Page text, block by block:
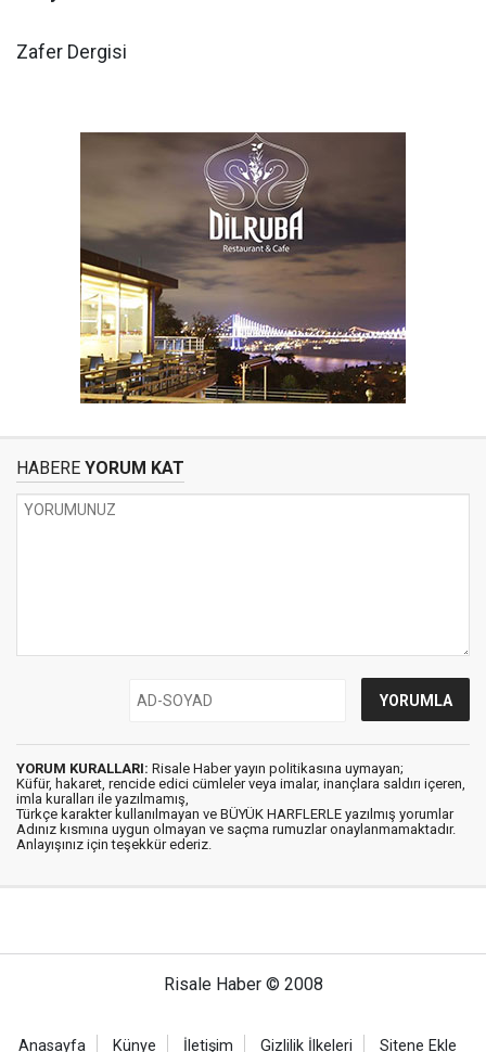
Zafer Dergisi
HABERE YORUM KAT
YORUM KURALLARI: Risale Haber yayın politikasına uymayan;
Küfür, hakaret, rencide edici cümleler veya imalar, inançlara saldırı içeren,
imla kuralları ile yazılmamış,
Türkçe karakter kullanılmayan ve BÜYÜK HARFLERLE yazılmış yorumlar
Adınız kısmına uygun olmayan ve saçma rumuzlar onaylanmamaktadır.
Anlayışınız için teşekkür ederiz.
Risale Haber © 2008
Anasayfa Künye İletişim Gizlilik İlkeleri Sitene Ekle